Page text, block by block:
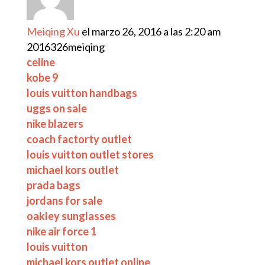
Meiqing Xu el marzo 26, 2016 a las 2:20 am
2016326meiqing
celine
kobe 9
louis vuitton handbags
uggs on sale
nike blazers
coach factorty outlet
louis vuitton outlet stores
michael kors outlet
prada bags
jordans for sale
oakley sunglasses
nike air force 1
louis vuitton
michael kors outlet online